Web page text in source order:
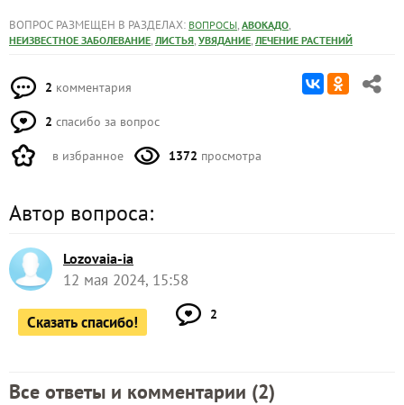
ВОПРОС РАЗМЕЩЕН В РАЗДЕЛАХ: ВОПРОСЫ, АВОКАДО,
НЕИЗВЕСТНОЕ ЗАБОЛЕВАНИЕ, ЛИСТЬЯ, УВЯДАНИЕ, ЛЕЧЕНИЕ РАСТЕНИЙ
2 комментария
2 спасибо за вопрос
в избранное 1372 просмотра
Автор вопроса:
Lozovaia-ia
12 мая 2024, 15:58
Сказать спасибо! 2
Все ответы и комментарии (2)